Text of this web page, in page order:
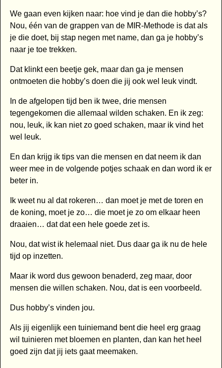
We gaan even kijken naar: hoe vind je dan die hobby’s?
Nou, één van de grappen van de MIR-Methode is dat als
je die doet, bij stap negen met name, dan ga je hobby’s
naar je toe trekken.
Dat klinkt een beetje gek, maar dan ga je mensen
ontmoeten die hobby’s doen die jij ook wel leuk vindt.
In de afgelopen tijd ben ik twee, drie mensen
tegengekomen die allemaal wilden schaken. En ik zeg:
nou, leuk, ik kan niet zo goed schaken, maar ik vind het
wel leuk.
En dan krijg ik tips van die mensen en dat neem ik dan
weer mee in de volgende potjes schaak en dan word ik er
beter in.
Ik weet nu al dat rokeren… dan moet je met de toren en
de koning, moet je zo… die moet je zo om elkaar heen
draaien… dat dat een hele goede zet is.
Nou, dat wist ik helemaal niet. Dus daar ga ik nu de hele
tijd op inzetten.
Maar ik word dus gewoon benaderd, zeg maar, door
mensen die willen schaken. Nou, dat is een voorbeeld.
Dus hobby’s vinden jou.
Als jij eigenlijk een tuiniemand bent die heel erg graag
wil tuinieren met bloemen en planten, dan kan het heel
goed zijn dat jij iets gaat meemaken.